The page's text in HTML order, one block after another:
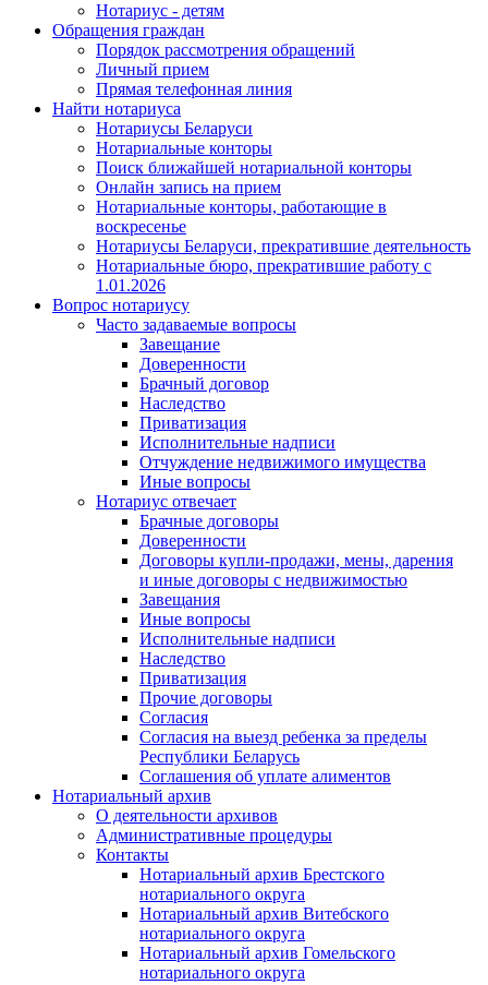
Нотариус - детям
Обращения граждан
Порядок рассмотрения обращений
Личный прием
Прямая телефонная линия
Найти нотариуса
Нотариусы Беларуси
Нотариальные конторы
Поиск ближайшей нотариальной конторы
Онлайн запись на прием
Нотариальные конторы, работающие в
воскресенье
Нотариусы Беларуси, прекратившие деятельность
Нотариальные бюро, прекратившие работу с
1.01.2026
Вопрос нотариусу
Часто задаваемые вопросы
Завещание
Доверенности
Брачный договор
Наследство
Приватизация
Исполнительные надписи
Отчуждение недвижимого имущества
Иные вопросы
Нотариус отвечает
Брачные договоры
Доверенности
Договоры купли-продажи, мены, дарения
и иные договоры с недвижимостью
Завещания
Иные вопросы
Исполнительные надписи
Наследство
Приватизация
Прочие договоры
Согласия
Согласия на выезд ребенка за пределы
Республики Беларусь
Соглашения об уплате алиментов
Нотариальный архив
О деятельности архивов
Административные процедуры
Контакты
Нотариальный архив Брестского
нотариального округа
Нотариальный архив Витебского
нотариального округа
Нотариальный архив Гомельского
нотариального округа